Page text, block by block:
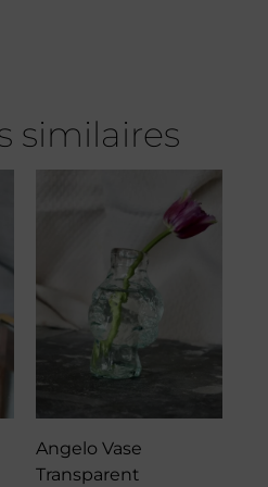
similaires
Angelo Vase
Transparent